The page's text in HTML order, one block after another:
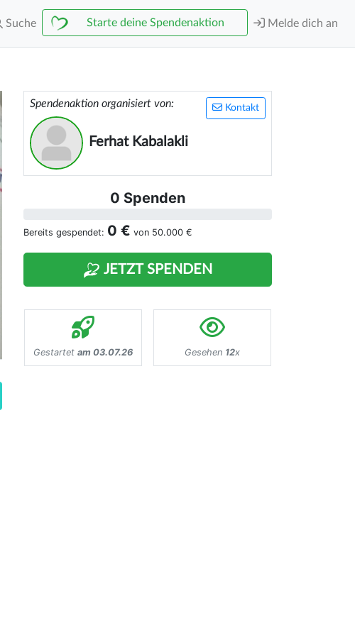
Suche Starte deine Spendenaktion Melde dich an
Kontakt
Spendenaktion organisiert von:
Ferhat Kabalakli
0 Spenden
Bereits gespendet: 0 € von 50.000 €
JETZT SPENDEN
Gestartet am 03.07.26 Gesehen 12x